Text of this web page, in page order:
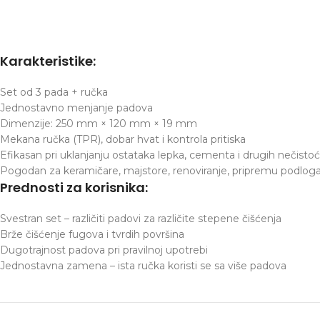
Karakteristike:
Set od 3 pada + ručka
Jednostavno menjanje padova
Dimenzije: 250 mm × 120 mm × 19 mm
Mekana ručka (TPR), dobar hvat i kontrola pritiska
Efikasan pri uklanjanju ostataka lepka, cementa i drugih
Pogodan za keramičare, majstore, renoviranje, pripremu podloga
Prednosti za korisnika:
Svestran set – različiti padovi za različite stepene čišćenja
Brže čišćenje fugova i tvrdih površina
Dugotrajnost padova pri pravilnoj upotrebi
Jednostavna zamena – ista ručka koristi se sa više padova